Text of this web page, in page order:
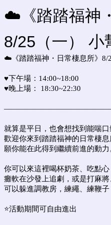
☁️《踏踏福神
8/25（一） 小
☁️《踏踏福神・日常棲息所》 8/
♥下午場：14:00~18:00
♥晚上場： 18:30~22:30
就算是平日，也會想找到能喘口
歡迎你來到踏踏福神的日常棲息
願你能在此得到繼續前進的動力
你可以來這裡喝杯奶茶、吃點
癱軟在沙發上追劇，或是打麻
可以躲進調教房，練繩、練鞭子
⭐️活動期間可自由進出